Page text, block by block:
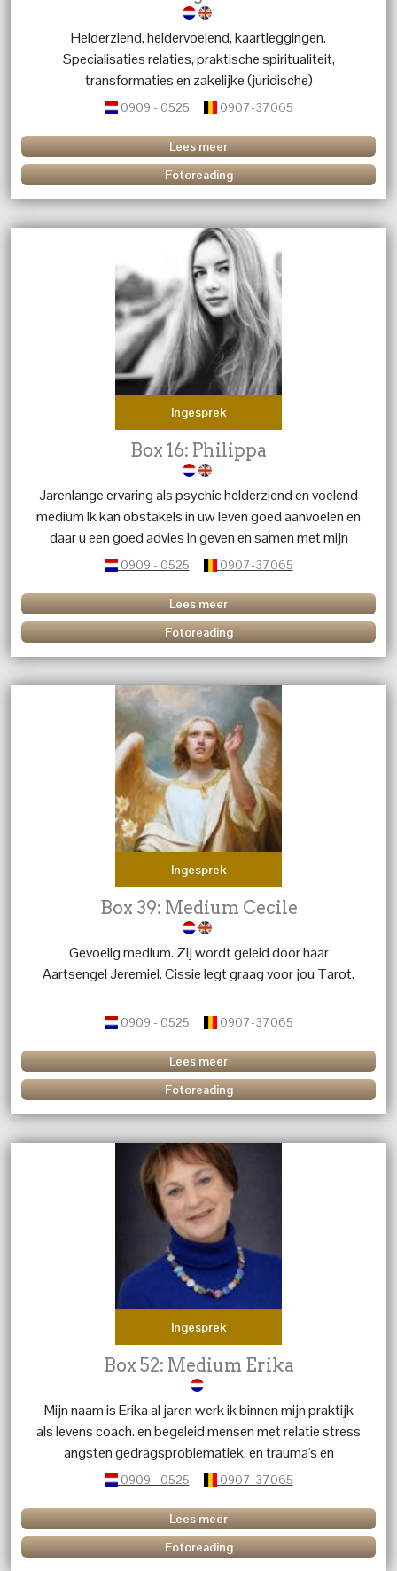
Helderziend, heldervoelend, kaartleggingen.
Specialisaties relaties, praktische spiritualiteit,
transformaties en zakelijke (juridische)
aangelegenheden.
0909 - 0525 0907-37065
Lees meer
Fotoreading
Ingesprek
Box 16: Philippa
Jarenlange ervaring als psychic helderziend en voelend
medium Ik kan obstakels in uw leven goed aanvoelen en
daar u een goed advies in geven en samen met mijn
gidsen tot een oplossing komen.
0909 - 0525 0907-37065
Lees meer
Fotoreading
Ingesprek
Box 39: Medium Cecile
Gevoelig medium. Zij wordt geleid door haar
Aartsengel Jeremiel. Cissie legt graag voor jou Tarot.
0909 - 0525 0907-37065
Lees meer
Fotoreading
Ingesprek
Box 52: Medium Erika
Mijn naam is Erika al jaren werk ik binnen mijn praktijk
als levens coach. en begeleid mensen met relatie stress
angsten gedragsproblematiek. en trauma's en
karmische relaties. geef energetische behandelingen dit
vragen over een betekenis van een kristal of edelsteen
bel me dan.
0909 - 0525 0907-37065
Lees meer
Fotoreading